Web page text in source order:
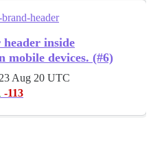
header
inside
mobile devices. (#6)
Aug 20 UTC
-113